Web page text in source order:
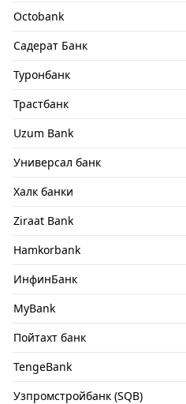
Octobank
Садерат Банк
Туронбанк
Трастбанк
Uzum Bank
Универсал банк
Халк банки
Ziraat Bank
Hamkorbank
ИнфинБанк
MyBank
Пойтахт банк
TengeBank
Узпромстройбанк (SQB)